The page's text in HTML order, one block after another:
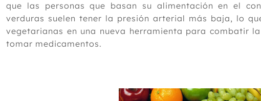
que las personas que basan su alimentación en el
verduras suelen tener la presión arterial más baja, lo
vegetarianas en una nueva herramienta para combatir
tomar medicamentos.